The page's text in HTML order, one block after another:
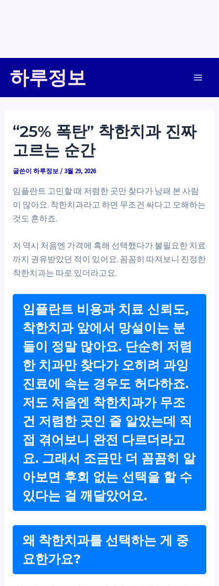
하루정보
“25% 폭탄” 착한치과 진짜
고르는 순간
글쓴이하루정보/ 3월 29, 2026
임플란트 고민할 때 저렴한 곳만 찾다가 낭패 본 사람
이 많아요. 착한치과라고 하면 무조건 싸다고 오해하는
것도 흔하죠.
저 역시 처음엔 가격에 혹해 선택했다가 불필요한 치료
까지 권유받았던 적이 있어요. 꼼꼼히 따져보니 진정한
착한치과는 따로 있더라고요.
임플란트 비용과 치료 신뢰도,
착한치과 앞에서 망설이는 분
들이 정말 많아요. 단순히 저렴
한 치과만 찾다가 오히려 과잉
진료에 속는 경우도 허다하죠.
저도 처음엔 착한치과가 무조
건 저렴한 곳인 줄 알았는데 직
접 겪어보니 완전 다르더라고
요. 그래서 조금만 더 꼼꼼히 알
아보면 후회 없는 선택을 할 수
있다는 걸 깨달았어요.
왜 착한치과를 선택하는 게 중
요한가요?